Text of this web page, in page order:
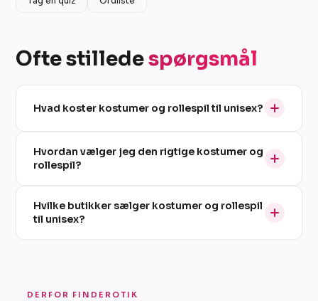
Ofte stilledespørgsmål
Hvad koster kostumer og rollespil til unisex?
Hvordan vælger jeg den rigtige kostumer og
rollespil?
Hvilke butikker sælger kostumer og rollespil
til unisex?
DERFOR FINDEROTIK